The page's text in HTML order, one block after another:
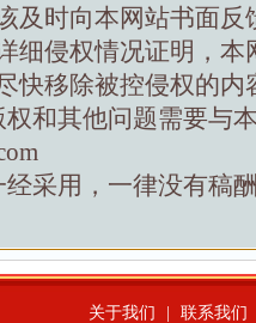
及时向本网站书面反
细侵权情况证明，本
快移除被控侵权的内
和其他问题需要与
采用，一律没有稿
关于我们 联系我们